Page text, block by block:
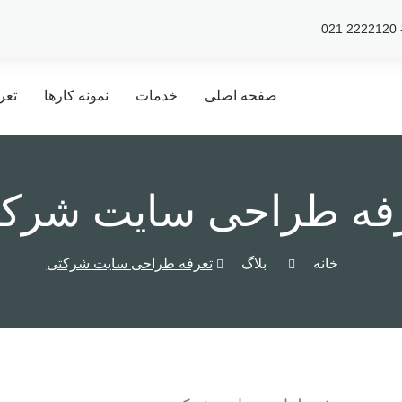
صفحه اصلی خدمات نمونه کارها
طراحی سایت
خانه بلاگ تعرفه طراحی سایت شرکتی